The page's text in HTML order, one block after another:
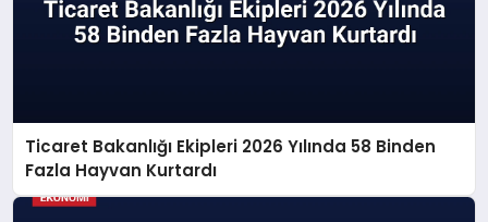
Ticaret Bakanlığı Ekipleri 2026 Yılında 58 Binden
Fazla Hayvan Kurtardı